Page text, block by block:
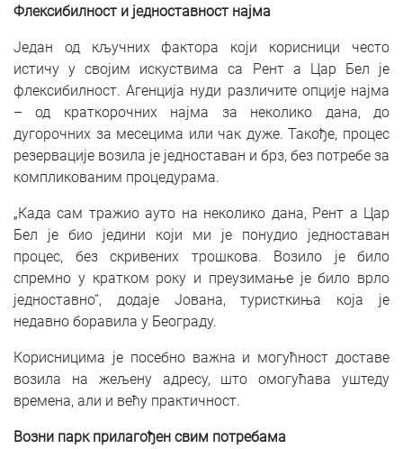
Флексибилност и једноставност најма
Један од кључних фактора који корисници често
истичу у својим искуствима са Рент а Цар Бел је
флексибилност. Агенција нуди различите опције најма
– од краткорочних најма за неколико дана, до
дугорочних за месецима или чак дуже. Такође, процес
резервације возила је једноставан и брз, без потребе за
компликованим процедурама.
„Када сам тражио ауто на неколико дана, Рент а Цар
Бел је био једини који ми је понудио једноставан
процес, без скривених трошкова. Возило је било
спремно у кратком року и преузимање је било врло
једноставно“, додаје Јована, туристкиња која је
недавно боравила у Београду.
Корисницима је посебно важна и могућност доставе
возила на жељену адресу, што омогућава уштеду
времена, али и већу практичност.
Возни парк прилагођен свим потребама